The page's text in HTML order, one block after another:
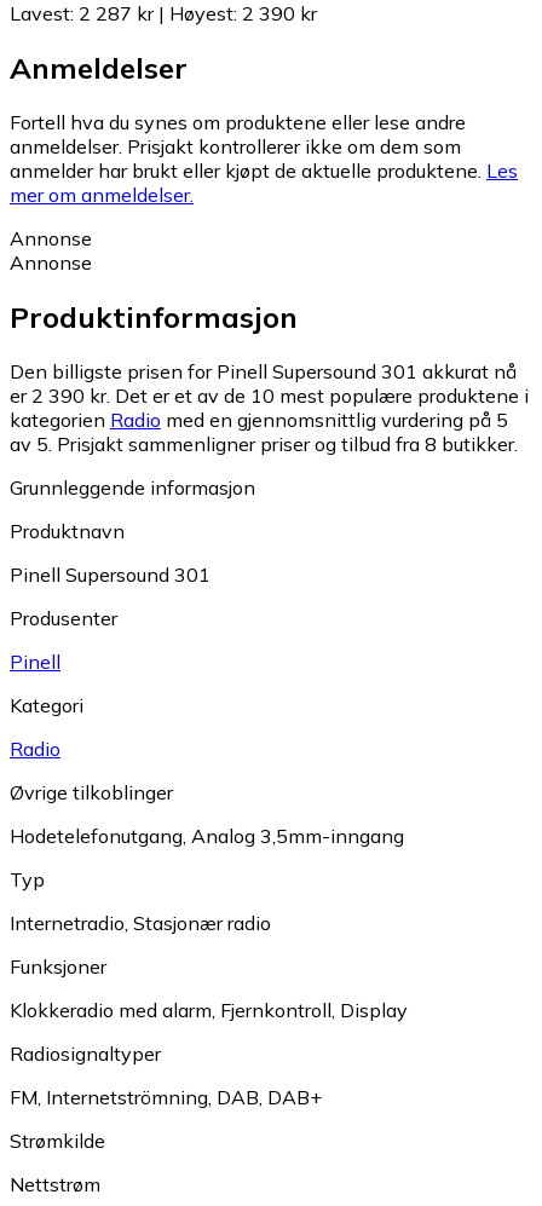
Lavest: 2 287 kr| Høyest: 2 390 kr
Anmeldelser
Fortell hva du synes om produktene eller lese andre
anmeldelser. Prisjakt kontrollerer ikke om dem som
anmelder har brukt eller kjøpt de aktuelle produktene. Les
mer om anmeldelser.
Annonse
Annonse
Produktinformasjon
Den billigste prisen for Pinell Supersound 301 akkurat nå
er 2 390 kr. Det er et av de 10 mest populære produktene i
kategorien Radio med en gjennomsnittlig vurdering på 5
av 5. Prisjakt sammenligner priser og tilbud fra 8 butikker.
Grunnleggende informasjon
Produktnavn
Pinell Supersound 301
Produsenter
Pinell
Kategori
Radio
Øvrige tilkoblinger
Hodetelefonutgang Analog 3,5mm-inngang
Typ
Internetradio Stasjonær radio
Funksjoner
Klokkeradio med alarm Fjernkontroll Display
Radiosignaltyper
FM Internetströmning DAB DAB+
Strømkilde
Nettstrøm